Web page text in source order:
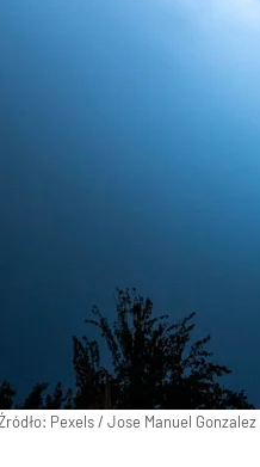
Pexels/ Jose Manuel